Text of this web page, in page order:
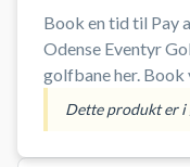
Book en tid til Pay
Odense Eventyr
golfbane her. Book
WannaSport og
BEMÆRK: Denne
Det er ikke
Dette produkt er